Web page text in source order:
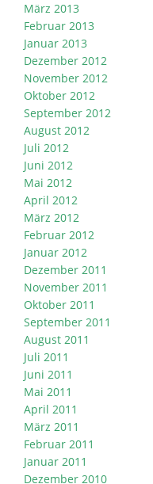
März 2013
Februar 2013
Januar 2013
Dezember 2012
November 2012
Oktober 2012
September 2012
August 2012
Juli 2012
Juni 2012
Mai 2012
April 2012
März 2012
Februar 2012
Januar 2012
Dezember 2011
November 2011
Oktober 2011
September 2011
August 2011
Juli 2011
Juni 2011
Mai 2011
April 2011
März 2011
Februar 2011
Januar 2011
Dezember 2010